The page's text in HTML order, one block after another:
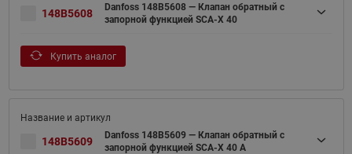
148B5608
Danfoss 148B5608 — Клапан обратный с
запорной функцией SCA-X 40
Купить аналог
148B5609
Danfoss 148B5609 — Клапан обратный с
запорной функцией SCA-X 40 A